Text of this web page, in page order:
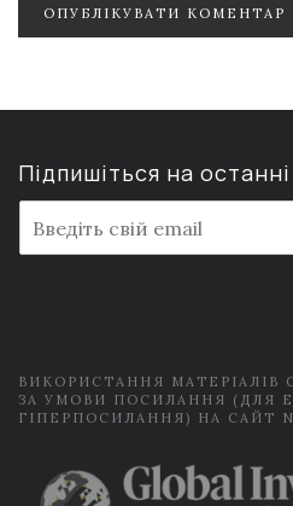
ОПУБЛІКУВАТИ КОМЕНТАР
Підпишіться на
m
a
ВИКОРИСТАННЯ
ЗА УМОВИ ПОСИЛАННЯ (ДЛЯ
ГІПЕРПОСИЛАННЯ) НА САЙТ